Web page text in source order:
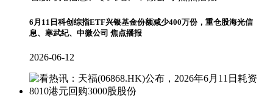
6月11日科创综指ETF兴银基金份额减少400万份，重仓股海光信
息、寒武纪、中微公司 焦点播报
2026-06-12